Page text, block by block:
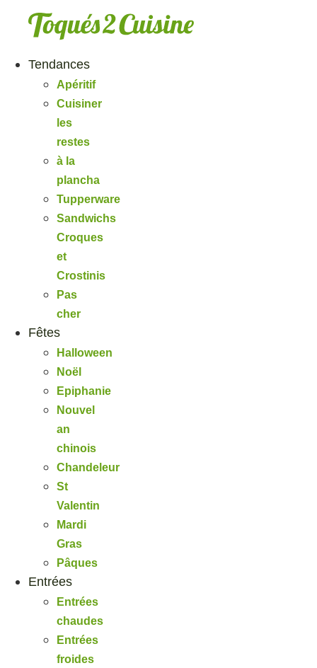
Tendances
Apéritif
Cuisiner
les
restes
à la
plancha
Tupperware
Sandwichs
Croques
et
Crostinis
Pas
cher
Fêtes
Halloween
Noël
Epiphanie
Nouvel
an
chinois
Chandeleur
St
Valentin
Mardi
Gras
Pâques
Entrées
Entrées
chaudes
Entrées
froides